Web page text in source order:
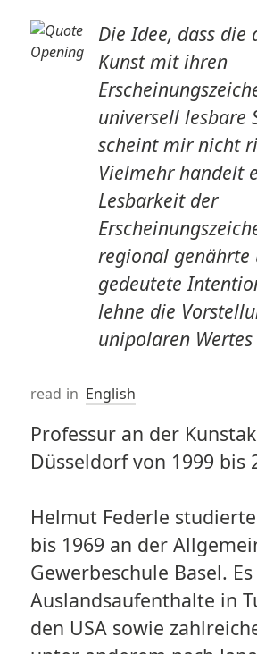
Die Idee, dass die
Kunst mit ihren
universell lesbare
scheint mir nicht
Vielmehr handelt
Lesbarkeit der
regional
gedeutete
lehne die
unipolaren Wertes
read in English
Professur an der
Düsseldorf von 1999 bis
Helmut Federle
bis 1969 an der
Gewerbeschule Basel.
Auslandsaufenthalte in
den USA sowie